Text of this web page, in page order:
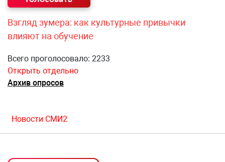
Взгляд зумера: как культурные привычки
влияют на обучение
Всего проголосовало: 2233
Открыть отдельно
Архив опросов
Новости СМИ2